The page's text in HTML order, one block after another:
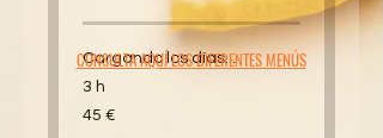
Cargando los días...
3 h
45
euros
45 €
CONSULTA AQUÍ LOS DIFERENTES MENÚS